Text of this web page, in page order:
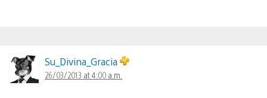
Su_Divina_Gracia
26/03/2013 at 4:00 a.m.